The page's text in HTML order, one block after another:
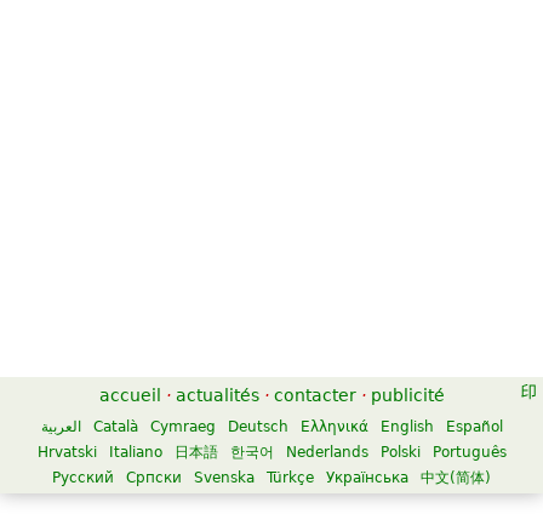
accueil · actualités · contacter · publicité
العربية Català Cymraeg Deutsch Ελληνικά English
Español
Hrvatski
Italiano 日本語 한국어 Nederlands Polski
Português
Русский
Српски Svenska Türkçe Українська 中文(简体)